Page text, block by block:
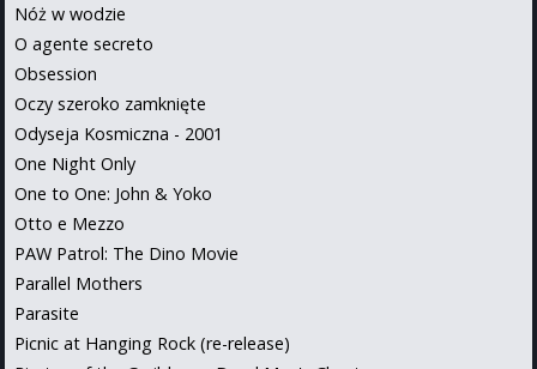
Nóż w wodzie
O agente secreto
Obsession
Oczy szeroko zamknięte
Odyseja Kosmiczna - 2001
One Night Only
One to One: John & Yoko
Otto e Mezzo
PAW Patrol: The Dino Movie
Parallel Mothers
Parasite
Picnic at Hanging Rock (re-release)